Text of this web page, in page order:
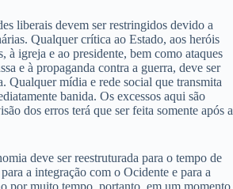
liberais devem ser restringidos devido a
Qualquer crítica ao Estado, aos heróis
à igreja e ao presidente, bem como ataques
e à propaganda contra a guerra, deve ser
Qualquer mídia e rede social que transmita
banida. Os excessos aqui são
dos erros terá que ser feita somente após a
deve ser reestruturada para o tempo de
a integração com o Ocidente e para a
por muito tempo, portanto, em um momento